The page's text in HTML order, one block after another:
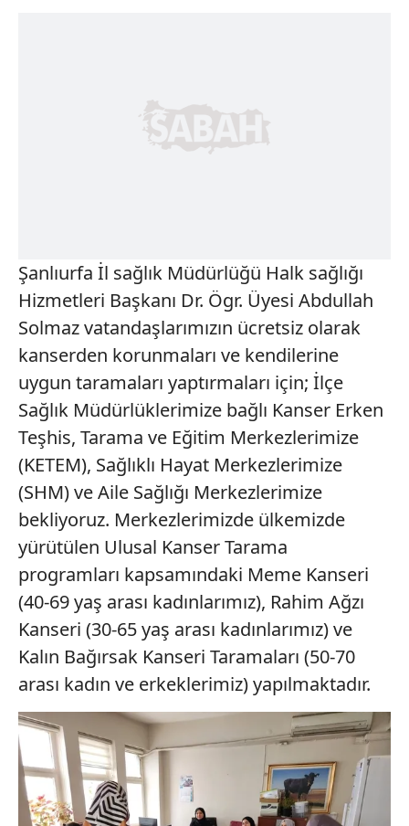
Şanlıurfa İl sağlık Müdürlüğü Halk sağlığı
Hizmetleri Başkanı Dr. Ögr. Üyesi Abdullah
Solmaz vatandaşlarımızın ücretsiz olarak
kanserden korunmaları ve kendilerine
uygun taramaları yaptırmaları için; İlçe
Sağlık Müdürlüklerimize bağlı Kanser Erken
Teşhis, Tarama ve Eğitim Merkezlerimize
(KETEM), Sağlıklı Hayat Merkezlerimize
(SHM) ve Aile Sağlığı Merkezlerimize
bekliyoruz. Merkezlerimizde ülkemizde
yürütülen Ulusal Kanser Tarama
programları kapsamındaki Meme Kanseri
(40-69 yaş arası kadınlarımız), Rahim Ağzı
Kanseri (30-65 yaş arası kadınlarımız) ve
Kalın Bağırsak Kanseri Taramaları (50-70
arası kadın ve erkeklerimiz) yapılmaktadır.